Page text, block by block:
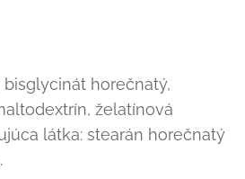
horečnatý,
želatínová
látka: stearán horečnatý